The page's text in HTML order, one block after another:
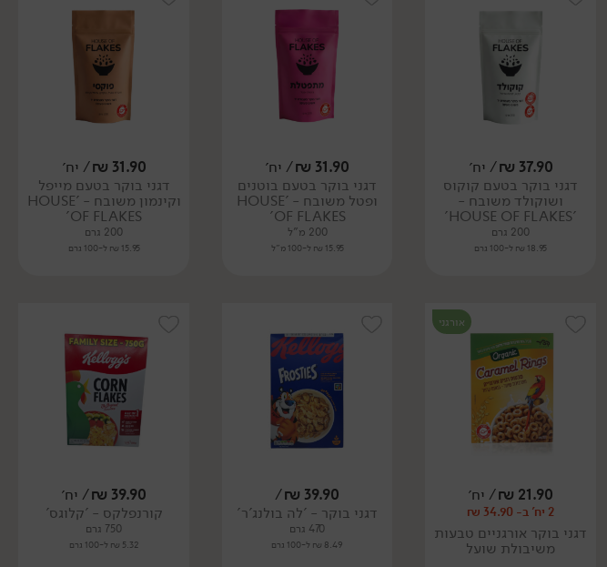
37.90
₪/ יח׳
דגני בוקר בטעם קוקוס
ושוקולד משובח -
'HOUSE OF FLAKES'
200 גרם
18.95 ₪ ל-100 גרם
31.90
₪/ יח׳
דגני בוקר בטעם בוטנים
ופטל משובח - 'HOUSE
OF FLAKES'
200 מ"ל
15.95 ₪ ל-100 מ"ל
31.90
₪/ יח׳
דגני בוקר בטעם מייפל
וקינמון משובח - 'HOUSE
OF FLAKES'
200 גרם
15.95 ₪ ל-100 גרם
אורגני
21.90
₪/ יח׳
2 יח' ב- 34.90 ₪
דגני בוקר אורגניים טבעות
משיבולת שועל
39.90
₪
/
דגני בוקר - 'לה בולנג'ר'
470 גרם
8.49 ₪ ל-100 גרם
39.90
₪/ יח׳
קורנפלקס - 'קלוגס'
750 גרם
5.32 ₪ ל-100 גרם